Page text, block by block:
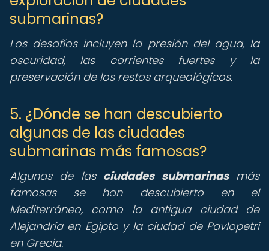
submarinas?
Los desafíos incluyen la presión del agua, la
oscuridad, las corrientes fuertes y la
preservación de los restos arqueológicos.
5. ¿Dónde se han descubierto
algunas de las ciudades
submarinas más famosas?
Algunas de las ciudades submarinasmás
famosas se han descubierto en el
Mediterráneo, como la antigua ciudad de
Alejandría en Egipto y la ciudad de Pavlopetri
en Grecia.